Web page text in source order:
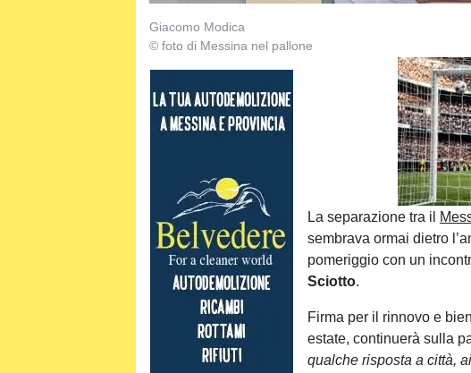
Giacomo Modica
© foto di Messina nel pallone
La separazione tra il
sembrava ormai dietro
pomeriggio con un
Sciotto.
Firma per il rinnovo e
estate, continuerà sulla
qualche risposta a città,